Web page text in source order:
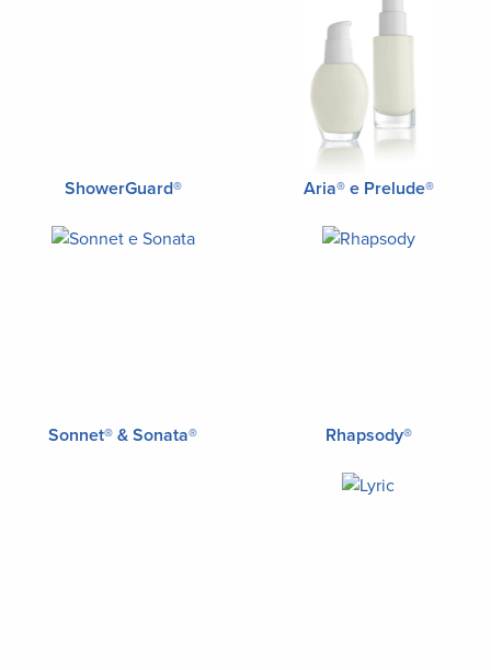
ShowerGuard® Aria® e Prelude®
Sonnet® & Sonata® Rhapsody®